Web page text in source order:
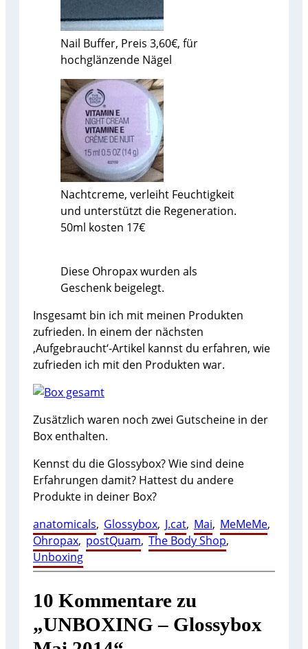
Nail Buffer, Preis 3,60€, für
hochglänzende Nägel
Nachtcreme, verleiht Feuchtigkeit
und unterstützt die Regeneration.
50ml kosten 17€
Diese Ohropax wurden als
Geschenk beigelegt.
Insgesamt bin ich mit meinen Produkten
zufrieden. In einem der nächsten
‚Aufgebraucht‘-Artikel kannst du erfahren, wie
zufrieden ich mit den Produkten war.
Zusätzlich waren noch zwei Gutscheine in der
Box enthalten.
Kennst du die Glossybox? Wie sind deine
Erfahrungen damit? Hattest du andere
Produkte in deiner Box?
anatomicals, Glossybox, J.cat, Mai, MeMeMe,
Ohropax, postQuam, The Body Shop,
Unboxing
10 Kommentare zu
„UNBOXING – Glossybox